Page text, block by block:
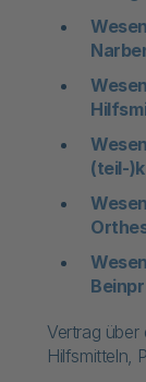
(teil-
Vertrag über
Hilfsmitteln,